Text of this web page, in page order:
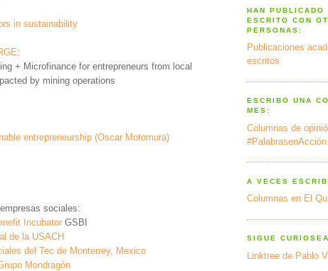
in sustainability
:
+ Microfinance for entrepreneurs from local
by mining operations
entrepreneurship (Oscar Motomura)
sociales:
Incubator GSBI
de la USACH
del Tec de Monterrey, Mexico
Mondragón
HAN PUBLICADO
ESCRITO CON
PERSONAS:
Publicaciones
escritos
ESCRIBO UNA
MES:
Columnas de
#PalabrasenAcción
A VECES
Columnas en El
SIGUE
Linktree de Pablo